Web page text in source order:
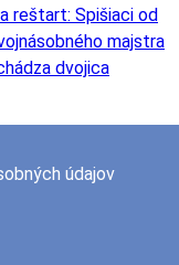
reštart: Spišiaci od
majstra
dvojica
údajov